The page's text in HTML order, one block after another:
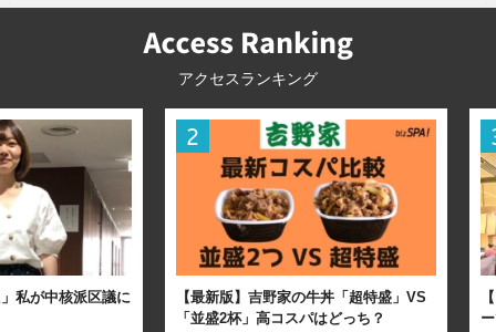
アクセスランキング
私が中核派区議に
【最新版】吉野家の牛丼「超特盛」VS
「並盛2杯」高コスパはどっち？